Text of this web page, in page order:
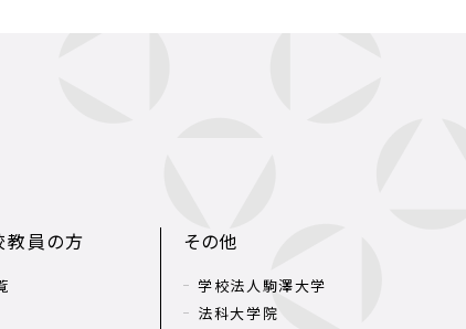
教員の方 その他
学校法人駒澤大学
法科大学院